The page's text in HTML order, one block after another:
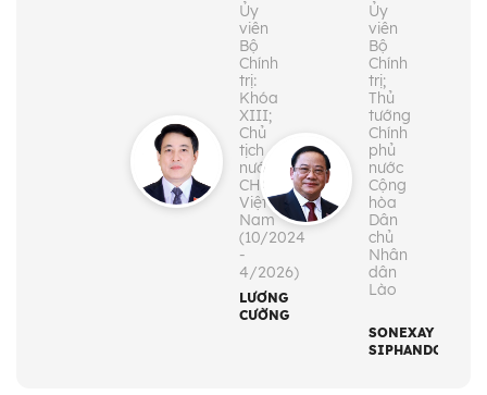
Ủy
viên
Bộ
Chính
trị:
Khóa
XIII;
Chủ
tịch
nước
CHXHCN
Việt
Nam
(10/2024
-
4/2026)
LƯƠNG
CƯỜNG
Ủy
viên
Bộ
Chính
trị;
Thủ
tướng
Chính
phủ
nước
Cộng
hòa
Dân
chủ
Nhân
dân
Lào
SONEXAY
SIPHANDONE